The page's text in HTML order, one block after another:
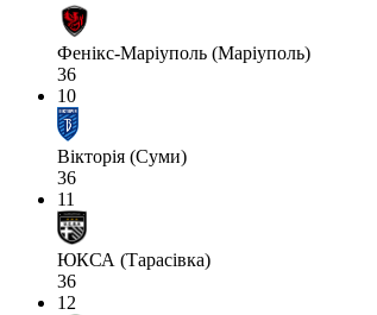
Фенікс-Маріуполь (Маріуполь)
36
10
Вікторія (Суми)
36
11
ЮКСА (Тарасівка)
36
12